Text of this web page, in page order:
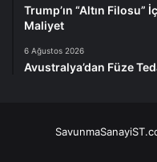
Trump’ın “Altın Filosu”
Maliyet
6 Ağustos 2026
Avustralya’dan Füze